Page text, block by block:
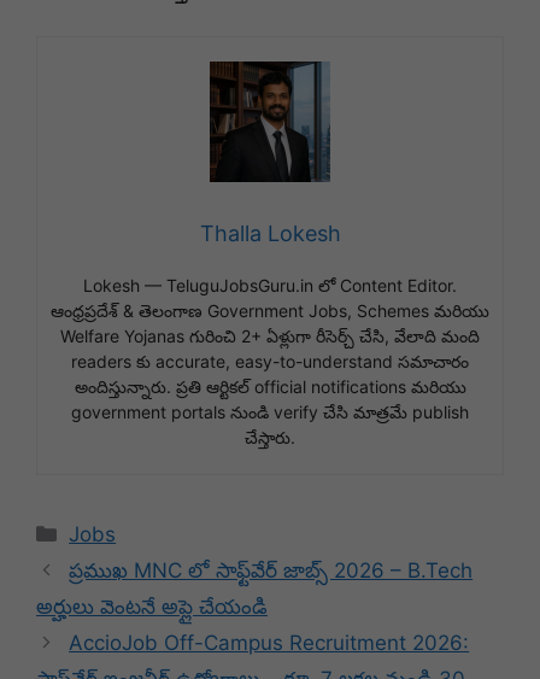
Thalla Lokesh
Lokesh — TeluguJobsGuru.in లో Content Editor.
ఆంధ్రప్రదేశ్ & తెలంగాణ Government Jobs, Schemes మరియు
Welfare Yojanas గురించి 2+ ఏళ్లుగా రీసెర్చ్ చేసి, వేలాది మంది
readers కు accurate, easy-to-understand సమాచారం
అందిస్తున్నారు. ప్రతి ఆర్టికల్ official notifications మరియు
government portals నుండి verify చేసి మాత్రమే publish
చేస్తారు.
Categories
Jobs
ప్రముఖ MNC లో సాఫ్ట్‌వేర్ జాబ్స్ 2026 – B.Tech
అర్హులు వెంటనే అప్లై చేయండి
AccioJob Off-Campus Recruitment 2026: